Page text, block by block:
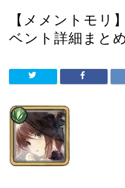
【メメントモリ
ベント詳細まと